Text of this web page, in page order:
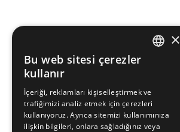
FRENCH
BULGARIAN
×
Bu web sitesi çerezler
kullanır
İçeriği, reklamları kişiselleştirmek ve
trafiğimizi analiz etmek için çerezleri
kullanıyoruz. Ayrıca sitemizi kullanımınıza
ilişkin bilgileri, onlara sağladığınız veya